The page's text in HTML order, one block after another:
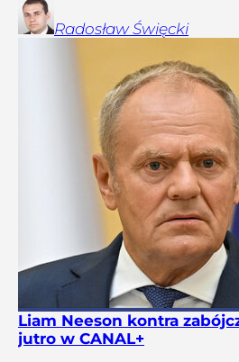
Radosław Święcki
Liam Neeson kontra
jutro w CANAL+